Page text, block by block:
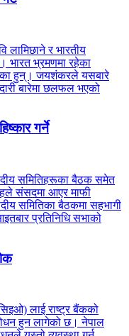
लामिछाने र भारतीय
भारत भ्रमणमा रहेका
हुन्। जयशंकरले यसबारे
बारेमा छलफल भएको
गर्ने
समितिहरूका बैठक समेत
संसदमा आएर माफी
समितिका बैठकमा सहभागी
प्रतिनिधि सभाको
लाई राष्ट्र बैंकको
हुन लागेको छ। नेपाल